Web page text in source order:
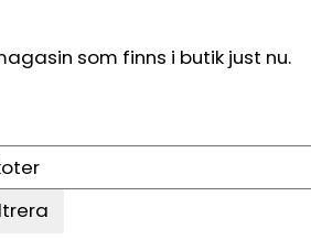
som finns i butik just nu.